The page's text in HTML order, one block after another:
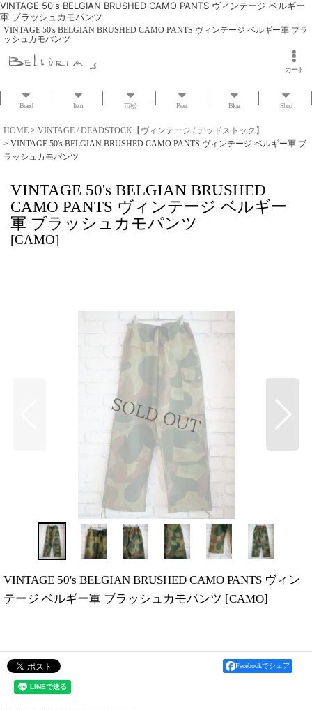
VINTAGE 50's BELGIAN BRUSHED CAMO PANTS ヴィンテージ ベルギー
軍 ブラッシュカモパンツ
VINTAGE 50's BELGIAN BRUSHED CAMO PANTS ヴィンテージ ベルギー軍 ブラ
ッシュカモパンツ
カート
Brand Item 市松 Press Blog Shop
HOME > VINTAGE / DEADSTOCK【ヴィンテージ / デッドストック】
> VINTAGE 50's BELGIAN BRUSHED CAMO PANTS ヴィンテージ ベルギー軍 ブ
ラッシュカモパンツ
VINTAGE 50's BELGIAN BRUSHED
CAMO PANTS ヴィンテージ ベルギー
軍 ブラッシュカモパンツ
[CAMO]
VINTAGE 50's BELGIAN BRUSHED CAMO PANTS ヴィン
テージ ベルギー軍 ブラッシュカモパンツ [CAMO]
Facebookでシェア